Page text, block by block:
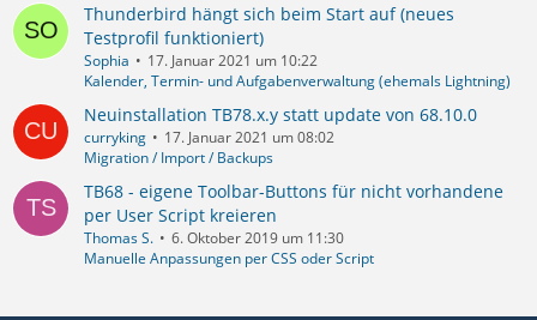
Thunderbird hängt sich beim Start auf (neues
Testprofil funktioniert)
Sophia
17. Januar 2021 um 10:22
Kalender, Termin- und Aufgabenverwaltung (ehemals Lightning)
Neuinstallation TB78.x.y statt update von 68.10.0
curryking
17. Januar 2021 um 08:02
Migration / Import / Backups
TB68 - eigene Toolbar-Buttons für nicht vorhandene
per User Script kreieren
Thomas S.
6. Oktober 2019 um 11:30
Manuelle Anpassungen per CSS oder Script